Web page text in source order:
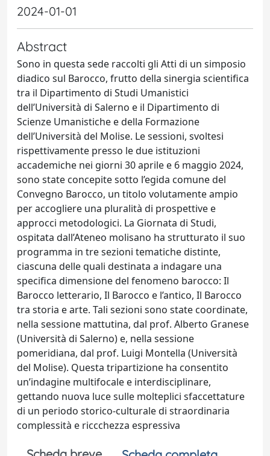
2024-01-01
Abstract
Sono in questa sede raccolti gli Atti di un simposio
diadico sul Barocco, frutto della sinergia scientifica
tra il Dipartimento di Studi Umanistici
dell’Università di Salerno e il Dipartimento di
Scienze Umanistiche e della Formazione
dell’Università del Molise. Le sessioni, svoltesi
rispettivamente presso le due istituzioni
accademiche nei giorni 30 aprile e 6 maggio 2024,
sono state concepite sotto l’egida comune del
Convegno Barocco, un titolo volutamente ampio
per accogliere una pluralità di prospettive e
approcci metodologici. La Giornata di Studi,
ospitata dall’Ateneo molisano ha strutturato il suo
programma in tre sezioni tematiche distinte,
ciascuna delle quali destinata a indagare una
specifica dimensione del fenomeno barocco: Il
Barocco letterario, Il Barocco e l’antico, Il Barocco
tra storia e arte. Tali sezioni sono state coordinate,
nella sessione mattutina, dal prof. Alberto Granese
(Università di Salerno) e, nella sessione
pomeridiana, dal prof. Luigi Montella (Università
del Molise). Questa tripartizione ha consentito
un’indagine multifocale e interdisciplinare,
gettando nuova luce sulle molteplici sfaccettature
di un periodo storico-culturale di straordinaria
complessità e riccchezza espressiva